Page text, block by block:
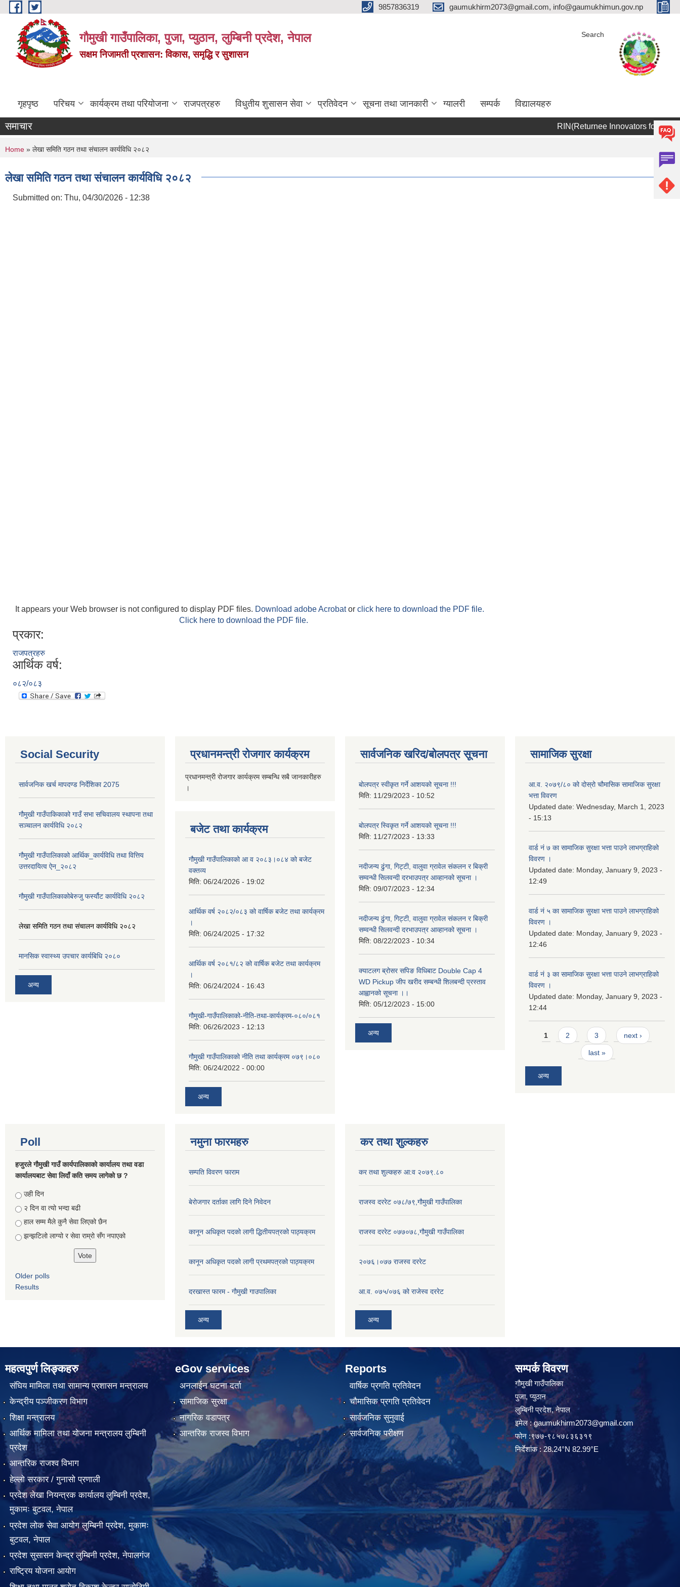
Skip to main content 9857836319 gaumukhirm2073@gmail.com, info@gaumukhimun.gov.np
गौमुखी गाउँपालिका, पुजा, प्युठान, लुम्बिनी प्रदेश, नेपाल
सक्षम निजामती प्रशासन: विकास, समृद्धि र सुशासन
Search
गृहपृष्ठ परिचय कार्यक्रम तथा परियोजना राजपत्रहरु विधुतीय शुसासन सेवा प्रतिवेदन सूचना तथा जानकारी ग्यालरी सम्पर्क विद्यालयहरु
समाचार
You are here
Home » लेखा समिति गठन तथा संचालन कार्यविधि २०८२
लेखा समिति गठन तथा संचालन कार्यविधि २०८२
Submitted on: Thu, 04/30/2026 - 12:38
It appears your Web browser is not configured to display PDF files. Download adobe Acrobator click here to download the PDF file.
Click here to download the PDF file.
प्रकार:
राजपत्रहरु
आर्थिक वर्ष:
०८२/०८३
Social Security
सार्वजनिक खर्च मापदण्ड निर्देशिका 2075
गौमुखी गाउँपाकिकाको गाउँ सभा सचिवालय स्थापना तथा
सञ्चालन कार्यविधि २०८२
गौमुखी गाउँपालिकाको आर्थिक_कार्यविधि तथा वित्तिय
उत्तरदायित्व ऐन_२०८२
गौमुखी गाउँपालिकाकोबेरुजु फर्स्यौट कार्यविधि २०८२
लेखा समिति गठन तथा संचालन कार्यविधि २०८२
मानसिक स्वास्थ्य उपचार कार्यबिधि २०८०
अन्य
प्रधानमन्त्री रोजगार कार्यक्रम
प्रधानमन्त्री रोजगार कार्यक्रम सम्बन्धि सबै जानकारीहरु
।
बजेट तथा कार्यक्रम
गौमुखी गाउँपालिकाको आ व २०८३।०८४ को बजेट
वक्तव्य
मिति: 06/24/2026 - 19:02
आर्थिक वर्ष २०८२/०८३ को वार्षिक बजेट तथा कार्यक्रम
।
मिति: 06/24/2025 - 17:32
आर्थिक वर्ष २०८१/८२ को वार्षिक बजेट तथा कार्यक्रम
।
मिति: 06/24/2024 - 16:43
गौमुखी-गाउँपालिकाको-नीति-तथा-कार्यक्रम-०८०/०८१
मिति: 06/26/2023 - 12:13
गौमुखी गाउँपालिकाको नीति तथा कार्यक्रम ०७९।०८०
मिति: 06/24/2022 - 00:00
अन्य
सार्वजनिक खरिद/बोलपत्र सूचना
बोलपत्र स्वीकृत गर्ने आशयको सूचना !!!
मिति: 11/29/2023 - 10:52
बोलपत्र स्विकृत गर्ने आशयको सूचना !!!
मिति: 11/27/2023 - 13:33
नदीजन्य ढुंगा, गिट्टी, वालुवा ग्रावेल संकलन र बिक्री
सम्वन्धी सिलवन्दी दरभाउपत्र आव्हानको सूचना ।
मिति: 09/07/2023 - 12:34
नदीजन्य ढुंगा, गिट्टी, वालुवा ग्रावेल संकलन र बिक्री
सम्वन्धी सिलवन्दी दरभाउपत्र आव्हानको सूचना ।
मिति: 08/22/2023 - 10:34
क्याटलग ब्रोसर सपिङ विधिबाट Double Cap 4
WD Pickup जीप खरीद सम्बन्धी शिलबन्दी प्रस्ताव
आह्वानको सूचना ।।
मिति: 05/12/2023 - 15:00
अन्य
सामाजिक सुरक्षा
आ.व. २०७९/८० को दोस्रो चौमासिक सामाजिक सुरक्षा
भत्ता विवरण
Updated date: Wednesday, March 1, 2023
- 15:13
वार्ड नं ७ का सामाजिक सुरक्षा भत्ता पाउने लाभग्राहिको
विवरण ।
Updated date: Monday, January 9, 2023 -
12:49
वार्ड नं ५ का सामाजिक सुरक्षा भत्ता पाउने लाभग्राहिको
विवरण ।
Updated date: Monday, January 9, 2023 -
12:46
वार्ड नं ३ का सामाजिक सुरक्षा भत्ता पाउने लाभग्राहिको
विवरण ।
Updated date: Monday, January 9, 2023 -
12:44
Pages
1 2 3 next ›
last »
अन्य
Poll
हजुरले गौमुखी गाउँ कार्यपालिकाको कार्यालय तथा वडा
कार्यालयबाट सेवा लिदाँ कति समय लागेको छ ?
Choices
उही दिन
२ दिन वा त्यो भन्दा बढी
हाल सम्म मैले कुनै सेवा लिएको छैन
झन्झटिलो लाग्यो र सेवा राम्रो सँग नपाएको
Older polls
Results
नमुना फारमहरु
सम्पति विवरण फाराम
बेरोजगार दर्ताका लागि दिने निवेदन
कानून अधिकृत पदको लागी द्धितीयपत्रको पाठ्यक्रम
कानून अधिकृत पदको लागी प्रथमपत्रको पाठ्यक्रम
दरखास्त फारम - गाैमुखी गाउपालिका
अन्य
कर तथा शुल्कहरु
कर तथा शुल्कहरु आ:व २०७९.८०
राजस्व दररेट ०७८/७९,गौमुखी गाउँपालिका
राजस्व दररेट ०७७०७८,गौमुखी गाउँपालिका
२०७६।०७७ राजस्व दररेट
आ.व. ०७५/०७६ को राजेस्व दररेट
अन्य
महत्वपुर्ण लिङ्कहरु
संघिय मामिला तथा सामान्य प्रशासन मन्त्रालय
केन्द्रीय पञ्जीकरण विभाग
शिक्षा मन्त्रालय
आर्थिक मामिला तथा योजना मन्त्रालय लुम्बिनी
प्रदेश
आन्तरिक राजश्व विभाग
हेल्लो सरकार / गुनासो प्रणाली
प्रदेश लेखा नियन्त्रक कार्यालय लुम्बिनी प्रदेश,
मुकामः बुटवल, नेपाल
प्रदेश लोक सेवा आयोग लुम्बिनी प्रदेश, मुकामः
बुटवल, नेपाल
प्रदेश सुसासन केन्द्र लुम्बिनी प्रदेश, नेपालगंज
राष्ट्रिय योजना आयोग
eGov services
अनलाईन घटना दर्ता
सामाजिक सुरक्षा
नागरिक वडापत्र
आन्तरिक राजस्व विभाग
Reports
वार्षिक प्रगति प्रतिवेदन
चौमासिक प्रगति प्रतिवेदन
सार्वजनिक सुनुवाई
सार्वजनिक परीक्षण
सम्पर्क विवरण
गौमुखी गाउँपालिका
पुजा, प्युठान
लुम्बिनी प्रदेश, नेपाल
इमेल :gaumukhirm2073@gmail.com
फोन :९७७-९८५७८३६३१९
निर्देशांक : 28.24°N 82.99°E